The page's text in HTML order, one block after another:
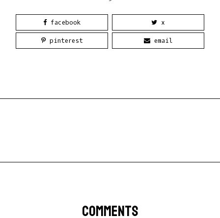
facebook x
pinterest email
COMMENTS